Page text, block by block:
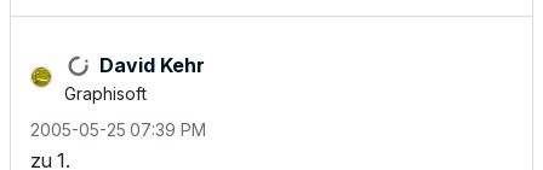
David Kehr
Graphisoft
‎2005-05-25 07:39 PM
zu 1.